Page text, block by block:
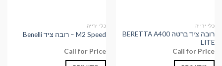
כלי ירייה
רובה ציד ברטה BERETTA A400
LITE
Call for Price
כלי ירייה
M2 Speed – רובה ציד Benelli
Call for Price